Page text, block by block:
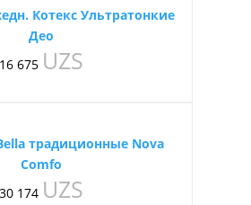
Котекс Ультратонкие
Део
16 675 UZS
традиционные Nova
Comfo
30 174 UZS